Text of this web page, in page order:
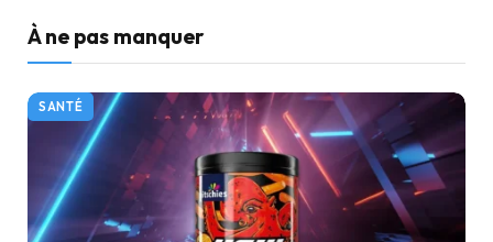
À ne pas manquer
SANTÉ